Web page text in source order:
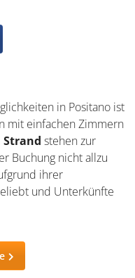
in Positano ist
mit einfachen Zimmern
Strand stehen zur
Buchung nicht allzu
ihrer
und Unterkünfte